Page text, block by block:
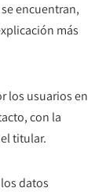
encuentran,
más
los usuarios en
con la
titular.
datos